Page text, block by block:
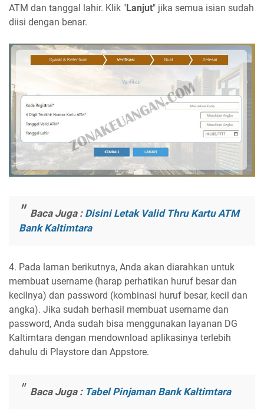
ATM dan tanggal lahir. Klik "Lanjut" jika semua isian sudah
diisi dengan benar.
Baca Juga : Disini Letak Valid Thru Kartu ATM
Bank Kaltimtara
4. Pada laman berikutnya, Anda akan diarahkan untuk
membuat username (harap perhatikan huruf besar dan
kecilnya) dan password (kombinasi huruf besar, kecil dan
angka). Jika sudah berhasil membuat username dan
password, Anda sudah bisa menggunakan layanan DG
Kaltimtara dengan mendownload aplikasinya terlebih
dahulu di Playstore dan Appstore.
Baca Juga : Tabel Pinjaman Bank Kaltimtara